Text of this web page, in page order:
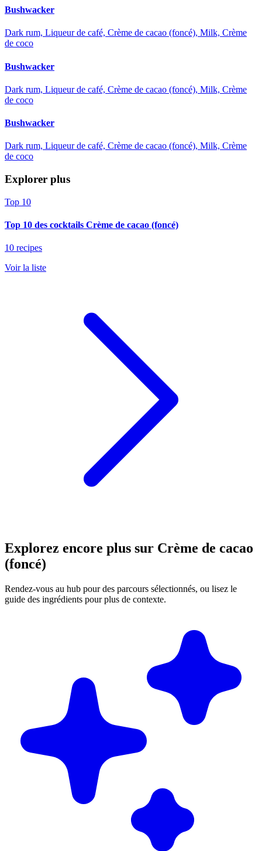
Bushwacker
Dark rum, Liqueur de café, Crème de cacao (foncé), Milk, Crème
de coco
Bushwacker
Dark rum, Liqueur de café, Crème de cacao (foncé), Milk, Crème
de coco
Bushwacker
Dark rum, Liqueur de café, Crème de cacao (foncé), Milk, Crème
de coco
Explorer plus
Top 10
Top 10 des cocktails Crème de cacao (foncé)
10 recipes
Voir la liste
Explorez encore plus sur Crème de cacao
(foncé)
Rendez-vous au hub pour des parcours sélectionnés, ou lisez le
guide des ingrédients pour plus de contexte.